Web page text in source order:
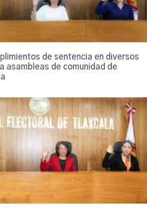
de sentencia en diversos
asambleas de comunidad de